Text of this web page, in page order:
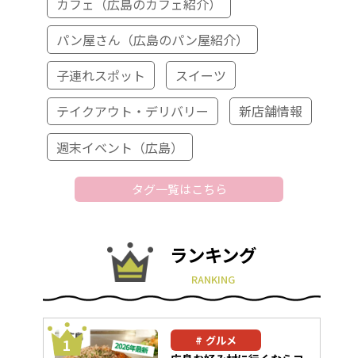
カフェ（広島のカフェ紹介）
パン屋さん（広島のパン屋紹介）
子連れスポット
スイーツ
テイクアウト・デリバリー
新店舗情報
週末イベント（広島）
タグ一覧はこちら
ランキング
RANKING
グルメ